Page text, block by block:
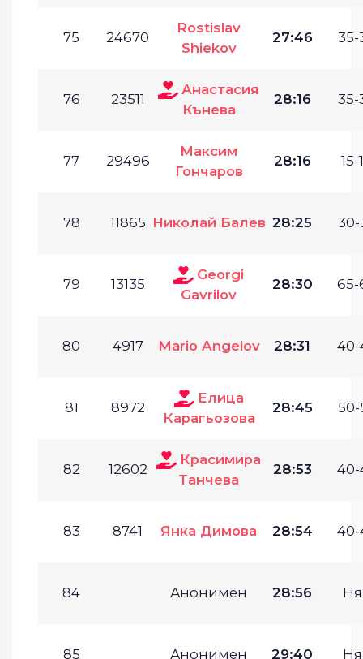
75 24670
Rostislav
Shiekov
27:46 35-
76 23511
Анастасия
Кънева
28:16 35-
77 29496
Максим
Гончаров
28:16 15-
78 11865 Николай Балев 28:25 30-
79 13135
Georgi
Gavrilov
28:30 65-
80 4917 Mario Angelov 28:31 40-
81 8972
Елица
Карагьозова
28:45 50-
82 12602
Красимира
Танчева
28:53 40-
83 8741 Янка Димова 28:54 40-
84 Анонимен 28:56
85 Анонимен 29:40